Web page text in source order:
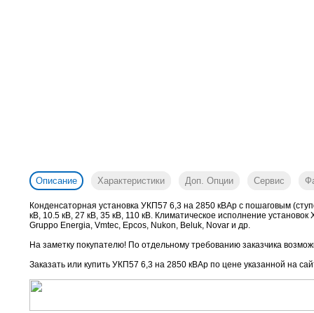
Описание Характеристики Доп. Опции Сервис
Конденсаторная установка УКП57 6,3 на 2850 кВАр с пошаговым
кВ, 10.5 кВ, 27 кВ, 35 кВ, 110 кВ. Климатическое исполнение
Gruppo Energia, Vmtec, Epcos, Nukon, Beluk, Novar и др.
На заметку покупателю! По отдельному требованию заказчика
Заказать или купить УКП57 6,3 на 2850 кВАр по цене указанной на